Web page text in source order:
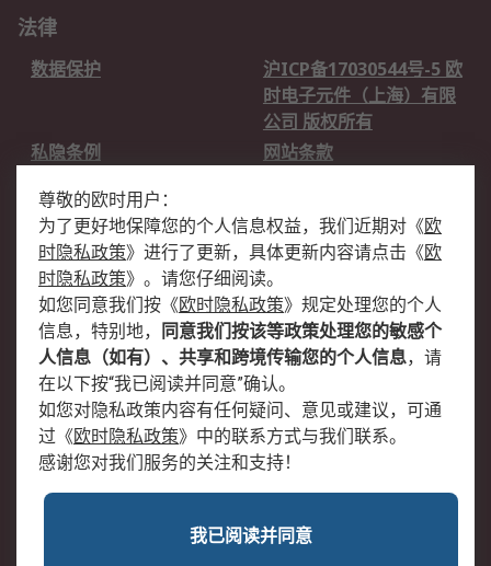
法律
数据保护
沪ICP备17030544号-5 欧
时电子元件（上海）有限
公司 版权所有
私隐条例
网站条款
关于欧时
欧时销售条款
账户和付款
企业集团
全球办事处
关于我们
新闻中心
加入我们
沪公网安备 31011502009054号
尊敬的欧时用户：
为了更好地保障您的个人信息权益，我们近期对 《欧
时隐私政策》 进行了更新，具体更新内容请点击 《欧
时隐私政策》 。请您仔细阅读。
如您同意我们按 《欧时隐私政策》 规定处理您的个人
信息，特别地，
同意我们按该等政策处理您的敏感个
人信息（如有）、共享和跨境传输您的个人信息，请
在以下按“我已阅读并同意”确认。
如您对隐私政策内容有任何疑问、意见或建议，可通
过 《欧时隐私政策》 中的联系方式与我们联系。
感谢您对我们服务的关注和支持！
我已阅读并同意